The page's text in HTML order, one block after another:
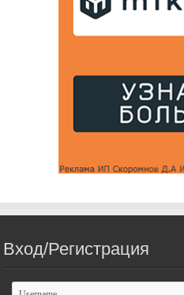
Вход/Регистрация